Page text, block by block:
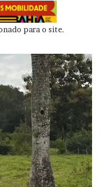
para o site.